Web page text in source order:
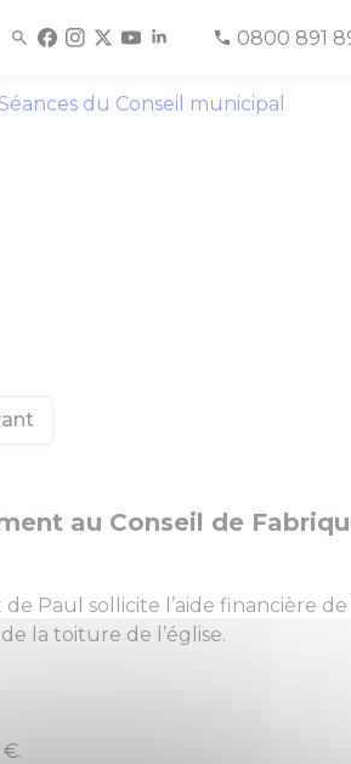
0800 891
du Conseil municipal
au Conseil de
Paul sollicite l’aide financière
la toiture de l’église.